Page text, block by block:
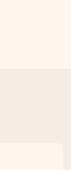
de
van je
en stuur
Zij kunnen
om te
heb je een